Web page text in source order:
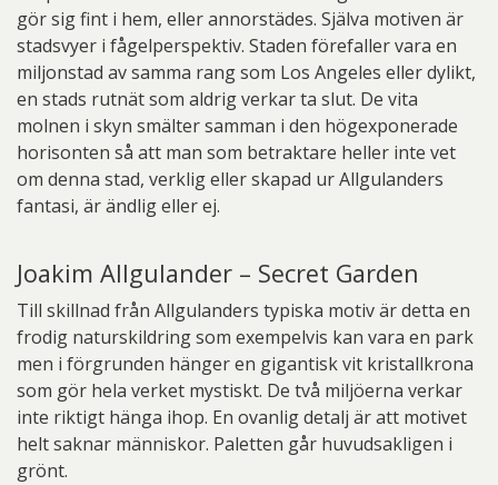
gör sig fint i hem, eller annorstädes. Själva motiven är
stadsvyer i fågelperspektiv. Staden förefaller vara en
miljonstad av samma rang som Los Angeles eller dylikt,
en stads rutnät som aldrig verkar ta slut. De vita
molnen i skyn smälter samman i den högexponerade
horisonten så att man som betraktare heller inte vet
om denna stad, verklig eller skapad ur Allgulanders
fantasi, är ändlig eller ej.
Joakim Allgulander – Secret Garden
Till skillnad från Allgulanders typiska motiv är detta en
frodig naturskildring som exempelvis kan vara en park
men i förgrunden hänger en gigantisk vit kristallkrona
som gör hela verket mystiskt. De två miljöerna verkar
inte riktigt hänga ihop. En ovanlig detalj är att motivet
helt saknar människor. Paletten går huvudsakligen i
grönt.